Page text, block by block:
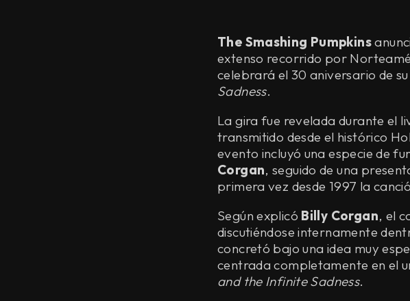
The Smashing Pumpkins
extenso recorrido por
celebrará el 30 aniversario de
Sadness.
La gira fue revelada durante el
transmitido desde el histórico
evento incluyó una especie de
Corgan, seguido de una
primera vez desde 1997 la
Según explicó Billy Corgan, el
discutiéndose internamente
concretó bajo una idea muy
centrada completamente en el
and the Infinite Sadness.